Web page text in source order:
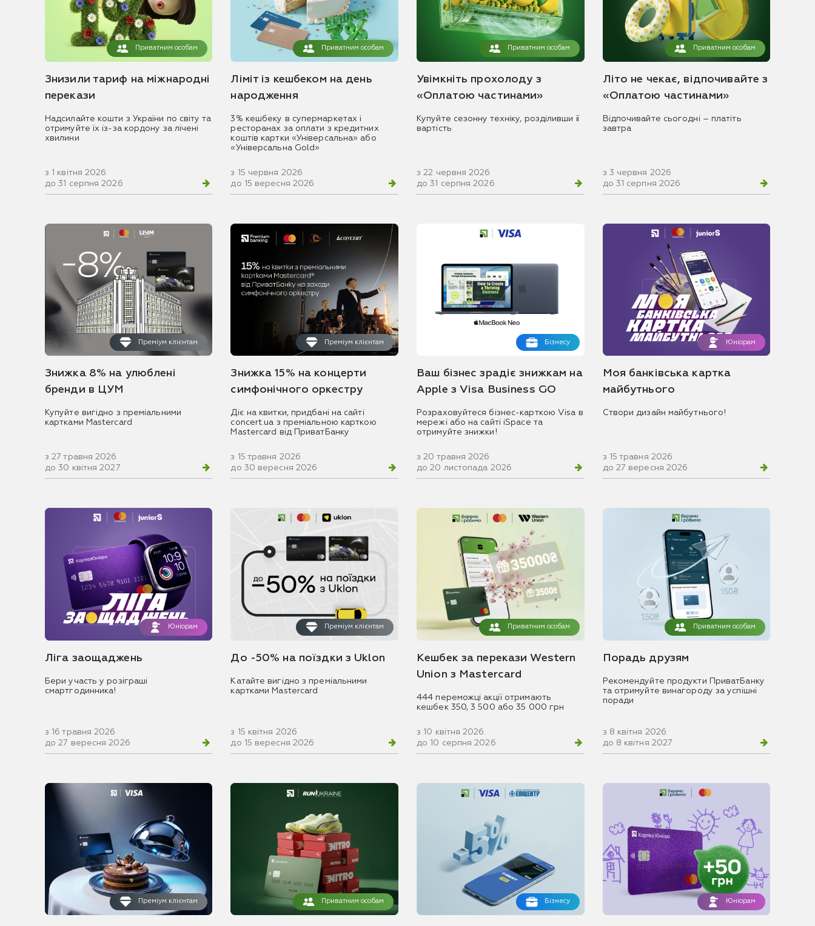
Приватним особам
Знизили тариф на міжнародні
перекази
Надсилайте кошти з України по світу та
отримуйте їх із-за кордону за лічені
хвилини
з 1 квітня 2026
до 31 серпня 2026
Приватним особам
Ліміт із кешбеком на день
народження
3% кешбеку в супермаркетах і
ресторанах за оплати з кредитних
коштів картки «Універсальна» або
«Універсальна Gold»
з 15 червня 2026
до 15 вересня 2026
Приватним особам
Увімкніть прохолоду з
«Оплатою частинами»
Купуйте сезонну техніку, розділивши її
вартість
з 22 червня 2026
до 31 серпня 2026
Приватним особам
Літо не чекає, відпочивайте з
«Оплатою частинами»
Відпочивайте сьогодні – платіть
завтра
з 3 червня 2026
до 31 серпня 2026
Преміум клієнтам
Знижка 8% на улюблені
бренди в ЦУМ
Купуйте вигідно з преміальними
картками Mastercard
з 27 травня 2026
до 30 квітня 2027
Преміум клієнтам
Знижка 15% на концерти
симфонічного оркестру
Діє на квитки, придбані на сайті
concert.ua з преміальною карткою
Mastercard від ПриватБанку
з 15 травня 2026
до 30 вересня 2026
Бізнесу
Ваш бізнес зрадіє знижкам на
Apple з Visa Business GO
Розраховуйтеся бізнес-карткою Visa в
мережі або на сайті iSpace та
отримуйте знижки!
з 20 травня 2026
до 20 листопада 2026
Юніорам
Моя банківська картка
майбутнього
Створи дизайн майбутнього!
з 15 травня 2026
до 27 вересня 2026
Юніорам
Ліга заощаджень
Бери участь у розіграші
смартгодинника!
з 16 травня 2026
до 27 вересня 2026
Преміум клієнтам
До -50% на поїздки з Uklon
Катайте вигідно з преміальними
картками Mastercard
з 15 квітня 2026
до 15 вересня 2026
Приватним особам
Кешбек за перекази Western
Union з Mastercard
444 переможці акції отримають
кешбек 350, 3 500 або 35 000 грн
з 10 квітня 2026
до 10 серпня 2026
Приватним особам
Порадь друзям
Рекомендуйте продукти ПриватБанку
та отримуйте винагороду за успішні
поради
з 8 квітня 2026
до 8 квітня 2027
Преміум клієнтам Приватним особам Бізнесу Юніорам